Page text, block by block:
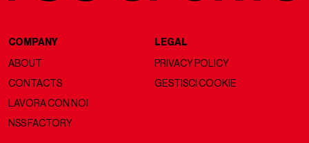
COMPANY
ABOUT
CONTACTS
LAVORA CON NOI
NSS FACTORY
LEGAL
PRIVACY POLICY
GESTISCI COOKIE